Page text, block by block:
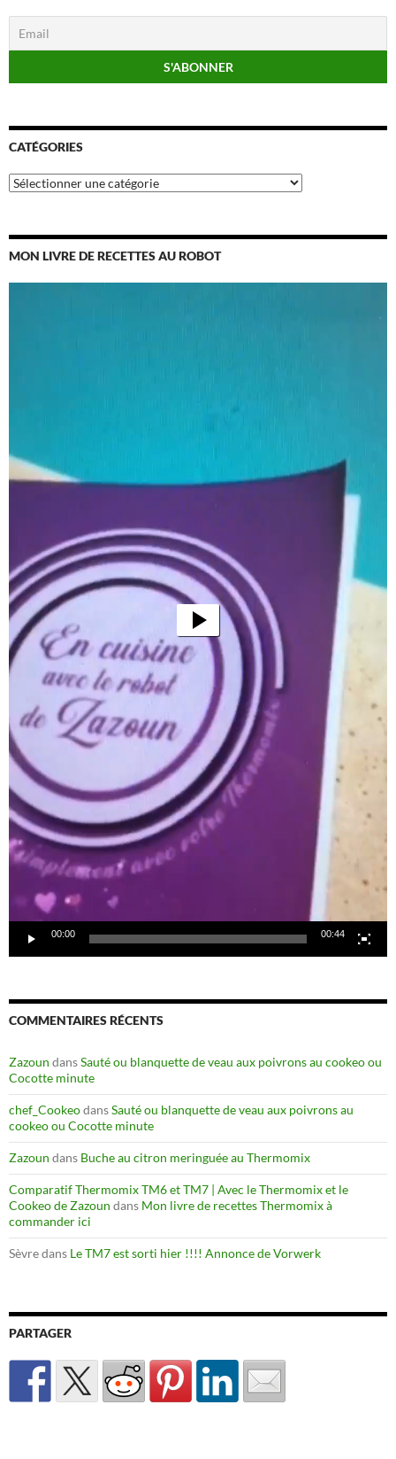
CATÉGORIES
Catégories
MON LIVRE DE RECETTES AU ROBOT
00:00 00:44
COMMENTAIRES RÉCENTS
Zazoun dansSauté ou blanquette de veau aux poivrons au cookeo ou
Cocotte minute
chef_CookeodansSauté ou blanquette de veau aux poivrons au
cookeo ou Cocotte minute
Zazoun dans Buche au citron meringuée au Thermomix
Comparatif Thermomix TM6 et TM7 | Avec le Thermomix et le
Cookeo de Zazoun dans Mon livre de recettes Thermomix à
commander ici
Sèvredans Le TM7 est sorti hier !!!! Annonce de Vorwerk
PARTAGER